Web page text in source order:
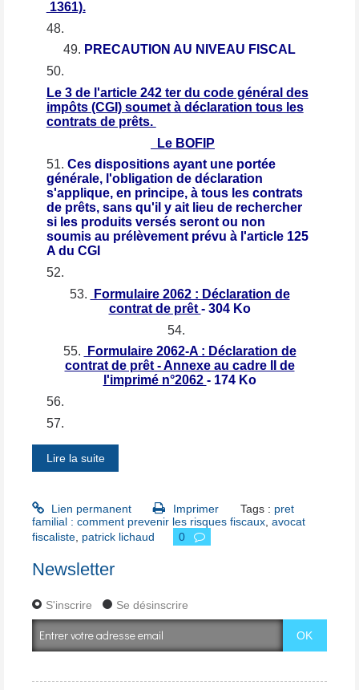
1361).
PRECAUTION AU NIVEAU FISCAL
Le 3 de l'article 242 ter du code général des
impôts (CGI) soumet à déclaration tous les
contrats de prêts.
Le BOFIP
Ces dispositions ayant une portée
générale, l'obligation de déclaration
s'applique, en principe, à tous les contrats
de prêts, sans qu'il y ait lieu de rechercher
si les produits versés seront ou non
soumis au prélèvement prévu à l'article 125
A du CGI
Formulaire 2062 : Déclaration de
contrat de prêt - 304 Ko
Formulaire 2062-A : Déclaration de
contrat de prêt - Annexe au cadre II de
l'imprimé n°2062 - 174 Ko
Lire la suite
Lien permanent Imprimer Tags : pret
familial : comment prevenir les risques fiscaux avocat
fiscaliste patrick lichaud 0
Newsletter
S'inscrire Se désinscrire